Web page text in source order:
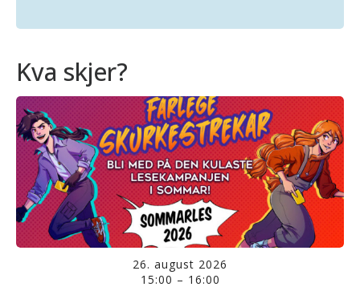
Kva skjer?
26. august 2026
15:00 – 16:00